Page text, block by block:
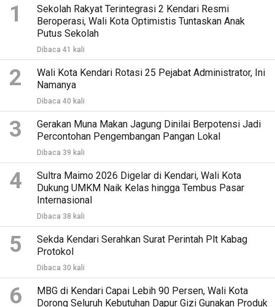
1
Sekolah Rakyat Terintegrasi 2 Kendari Resmi
Beroperasi, Wali Kota Optimistis Tuntaskan Anak
Putus Sekolah
Dibaca 41 kali
2
Wali Kota Kendari Rotasi 25 Pejabat Administrator, Ini
Namanya
Dibaca 40 kali
3
Gerakan Muna Makan Jagung Dinilai Berpotensi Jadi
Percontohan Pengembangan Pangan Lokal
Dibaca 39 kali
4
Sultra Maimo 2026 Digelar di Kendari, Wali Kota
Dukung UMKM Naik Kelas hingga Tembus Pasar
Internasional
Dibaca 38 kali
5
Sekda Kendari Serahkan Surat Perintah Plt Kabag
Protokol
Dibaca 30 kali
6
MBG di Kendari Capai Lebih 90 Persen, Wali Kota
Dorong Seluruh Kebutuhan Dapur Gizi Gunakan Produk